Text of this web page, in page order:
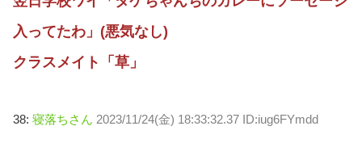
入ってたわ」(悪気なし)
クラスメイト「草」
38: 寝落ちさん 2023/11/24(金) 18:33:32.37 ID:iug6FYmdd